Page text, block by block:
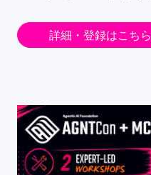
詳細・登録はこちら